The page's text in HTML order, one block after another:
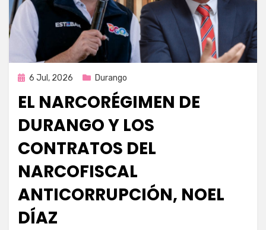
Publicada
6 Jul, 2026 Durango
EL NARCORÉGIMEN DE
DURANGO Y LOS
CONTRATOS DEL
NARCOFISCAL
ANTICORRUPCIÓN, NOEL
DÍAZ